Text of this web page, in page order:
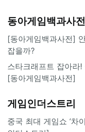
동아게임백과사전
[동아게임백과사전]
잡을까?
스타크래프트 잡아라
[동아게임백과사전]
게임인더스트리
중국 최대 게임쇼 ‘차